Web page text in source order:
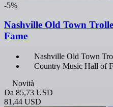
-5%
Nashville Old Town
Fame
Nashville Old Town
Country Music Hall of
Novità
Da 85,73 USD
81,44 USD